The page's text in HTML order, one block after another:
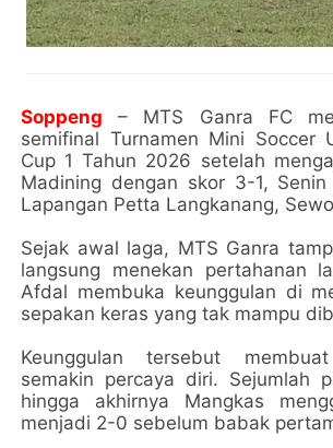
Soppeng – MTS Ganra FC
semifinal Turnamen Mini Soccer
Cup 1 Tahun 2026 setelah
Madining dengan skor 3-1,
Lapangan Petta Langkanang,
Sejak awal laga, MTS Ganra
langsung menekan pertahanan
Afdal membuka keunggulan di
sepakan keras yang tak mampu
Keunggulan tersebut
semakin percaya diri. Sejumlah
hingga akhirnya Mangkas
menjadi 2-0 sebelum babak